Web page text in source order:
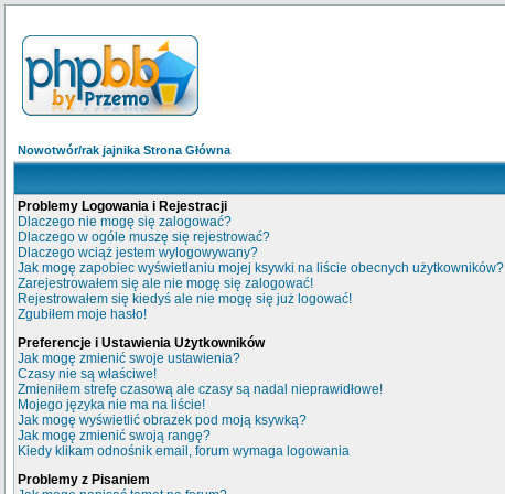
Nowotwór/rak jajnika Strona Główna
Problemy Logowania i Rejestracji
Dlaczego nie mogę się zalogować?
Dlaczego w ogóle muszę się rejestrować?
Dlaczego wciąż jestem wylogowywany?
Jak mogę zapobiec wyświetlaniu mojej ksywki na liście obecnych użytkowników?
Zarejestrowałem się ale nie mogę się zalogować!
Rejestrowałem się kiedyś ale nie mogę się już logować!
Zgubiłem moje hasło!
Preferencje i Ustawienia Użytkowników
Jak mogę zmienić swoje ustawienia?
Czasy nie są właściwe!
Zmieniłem strefę czasową ale czasy są nadal nieprawidłowe!
Mojego języka nie ma na liście!
Jak mogę wyświetlić obrazek pod moją ksywką?
Jak mogę zmienić swoją rangę?
Kiedy klikam odnośnik email, forum wymaga logowania
Problemy z Pisaniem